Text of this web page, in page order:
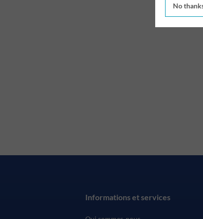
No
Informations et services